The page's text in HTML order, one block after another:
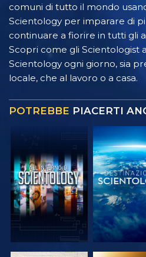
comuni di tutto il mondo
Scientology per imparare di
continuare a fiorire in tutti gli
Scopri come gli Scientologist
Scientology ogni giorno, sia
locale, che al lavoro o a casa.
POTREBBE PIACERTI